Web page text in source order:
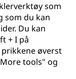
som
som du kan
Du kan
+ I på
øverst
tools" og